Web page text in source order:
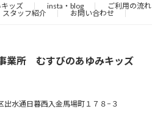
ッズ insta・blog ご利用の流れ
スタッフ紹介 お問い合わせ
業所 むすびのあゆみキッズ
出水通日暮西入金馬場町１７８−３